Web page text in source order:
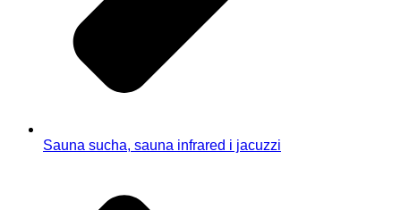
Sauna sucha, sauna infrared i jacuzzi